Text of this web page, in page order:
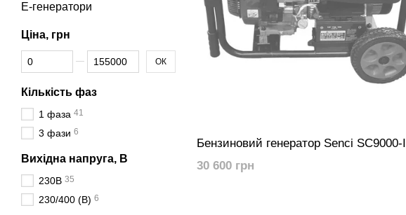
Бензиновий генератор Senci SC9000-I
30 600 грн
Е-генератори
Ціна, грн
Від Ціна, грн
До Ціна, грн ОК
Кількість фаз
1 фаза 41
3 фази 6
Вихідна напруга, В
230В 35
230/400 (В) 6